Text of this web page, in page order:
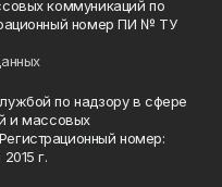
коммуникаций по
номер ПИ № ТУ
по надзору в сфере
и массовых
номер:
г.